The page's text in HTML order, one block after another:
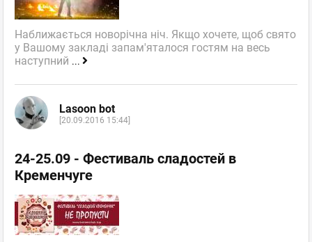
Наближається новорічна ніч. Якщо хочете, щоб свято
у Вашому закладі запам'яталося гостям на весь
наступний ...
Lasoon bot
[20.09.2016 15:44]
24-25.09 - Фестиваль сладостей в
Кременчуге